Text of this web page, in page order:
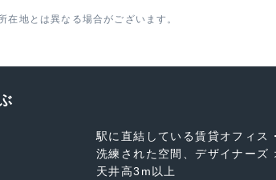
地とは異なる場合がございます。
駅に直結している賃貸オフィス
洗練された空間、デザイナーズ
天井高3m以上